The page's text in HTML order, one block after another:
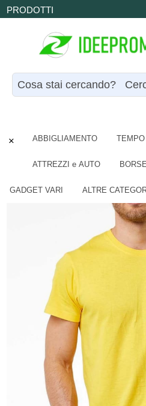
× ABBIGLIAMENTO
ATTREZZI e AUTO
GADGET VARI ALTRE
PRODOTTI